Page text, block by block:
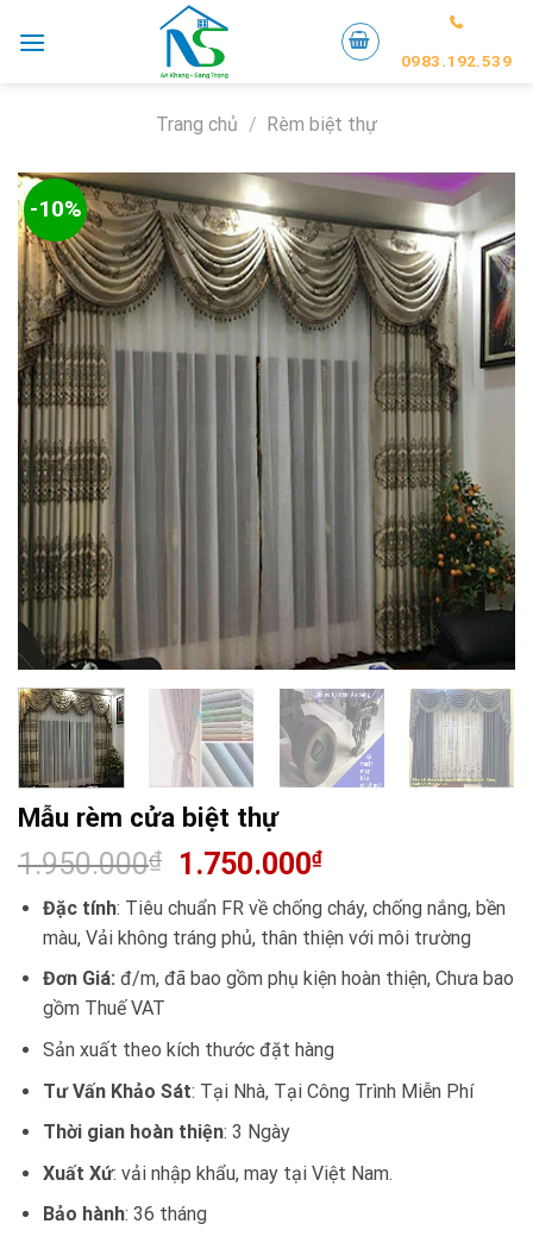
0983.192.539
Trang chủ / Rèm biệt thự
-10%
Mẫu rèm cửa biệt thự
1.950.000₫ 1.750.000₫
Đặc tính: Tiêu chuẩn FR về chống cháy, chống nắng, bền
màu, Vải không tráng phủ, thân thiện với môi trường
Đơn Giá: đ/m, đã bao gồm phụ kiện hoàn thiện, Chưa bao
gồm Thuế VAT
Sản xuất theo kích thước đặt hàng
Tư Vấn Khảo Sát: Tại Nhà, Tại Công Trình Miễn Phí
Thời gian hoàn thiện: 3 Ngày
Xuất Xứ: vải nhập khẩu, may tại Việt Nam.
Bảo hành: 36 tháng